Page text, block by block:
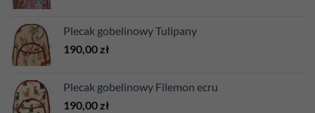
Plecak gobelinowy Tulipany
190,00 zł
Plecak gobelinowy Filemon ecru
190,00 zł